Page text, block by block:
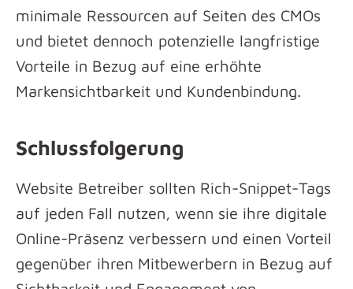
minimale Ressourcen auf Seiten des CMOs
und bietet dennoch potenzielle langfristige
Vorteile in Bezug auf eine erhöhte
Markensichtbarkeit und Kundenbindung.
Schlussfolgerung
Website Betreiber sollten Rich-Snippet-Tags
auf jeden Fall nutzen, wenn sie ihre digitale
Online-Präsenz verbessern und einen Vorteil
gegenüber ihren Mitbewerbern in Bezug auf